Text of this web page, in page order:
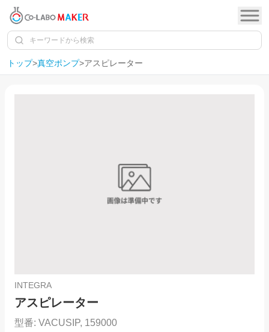
トップ>真空ポンプ>アスピレーター
INTEGRA
アスピレーター
型番: VACUSIP, 159000